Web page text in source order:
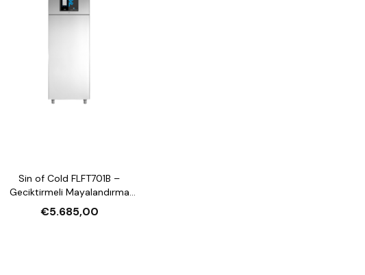
Sin of Cold FLFT701B –
Geciktirmeli Mayalandırma
Kabini (Dokunmatik Kontrol)
€5.685,00